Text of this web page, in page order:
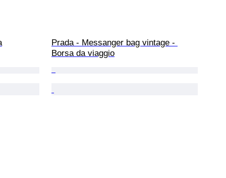
Prada - Messanger bag vintage -
Borsa da viaggio